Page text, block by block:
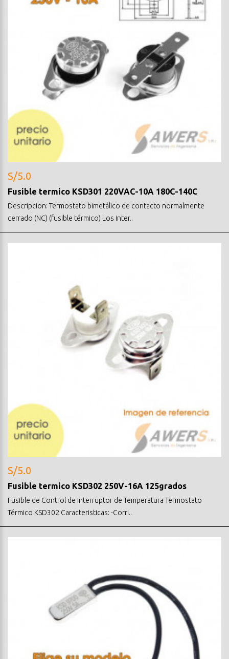
S/5.0
Fusible termico KSD301 220VAC-10A 180C-140C
Descripcion: Termostato bimetálico de contacto normalmente
cerrado (NC) (fusible térmico) Los inter..
S/5.0
Fusible termico KSD302 250V-16A 125grados
Fusible de Control de Interruptor de Temperatura Termostato
Térmico KSD302 Caracteristicas: -Corri..